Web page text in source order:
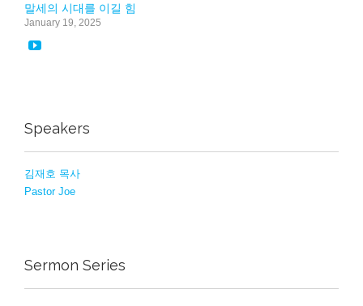
말세의 시대를 이길 힘
January 19, 2025

Speakers
김재호 목사
Pastor Joe
Sermon Series